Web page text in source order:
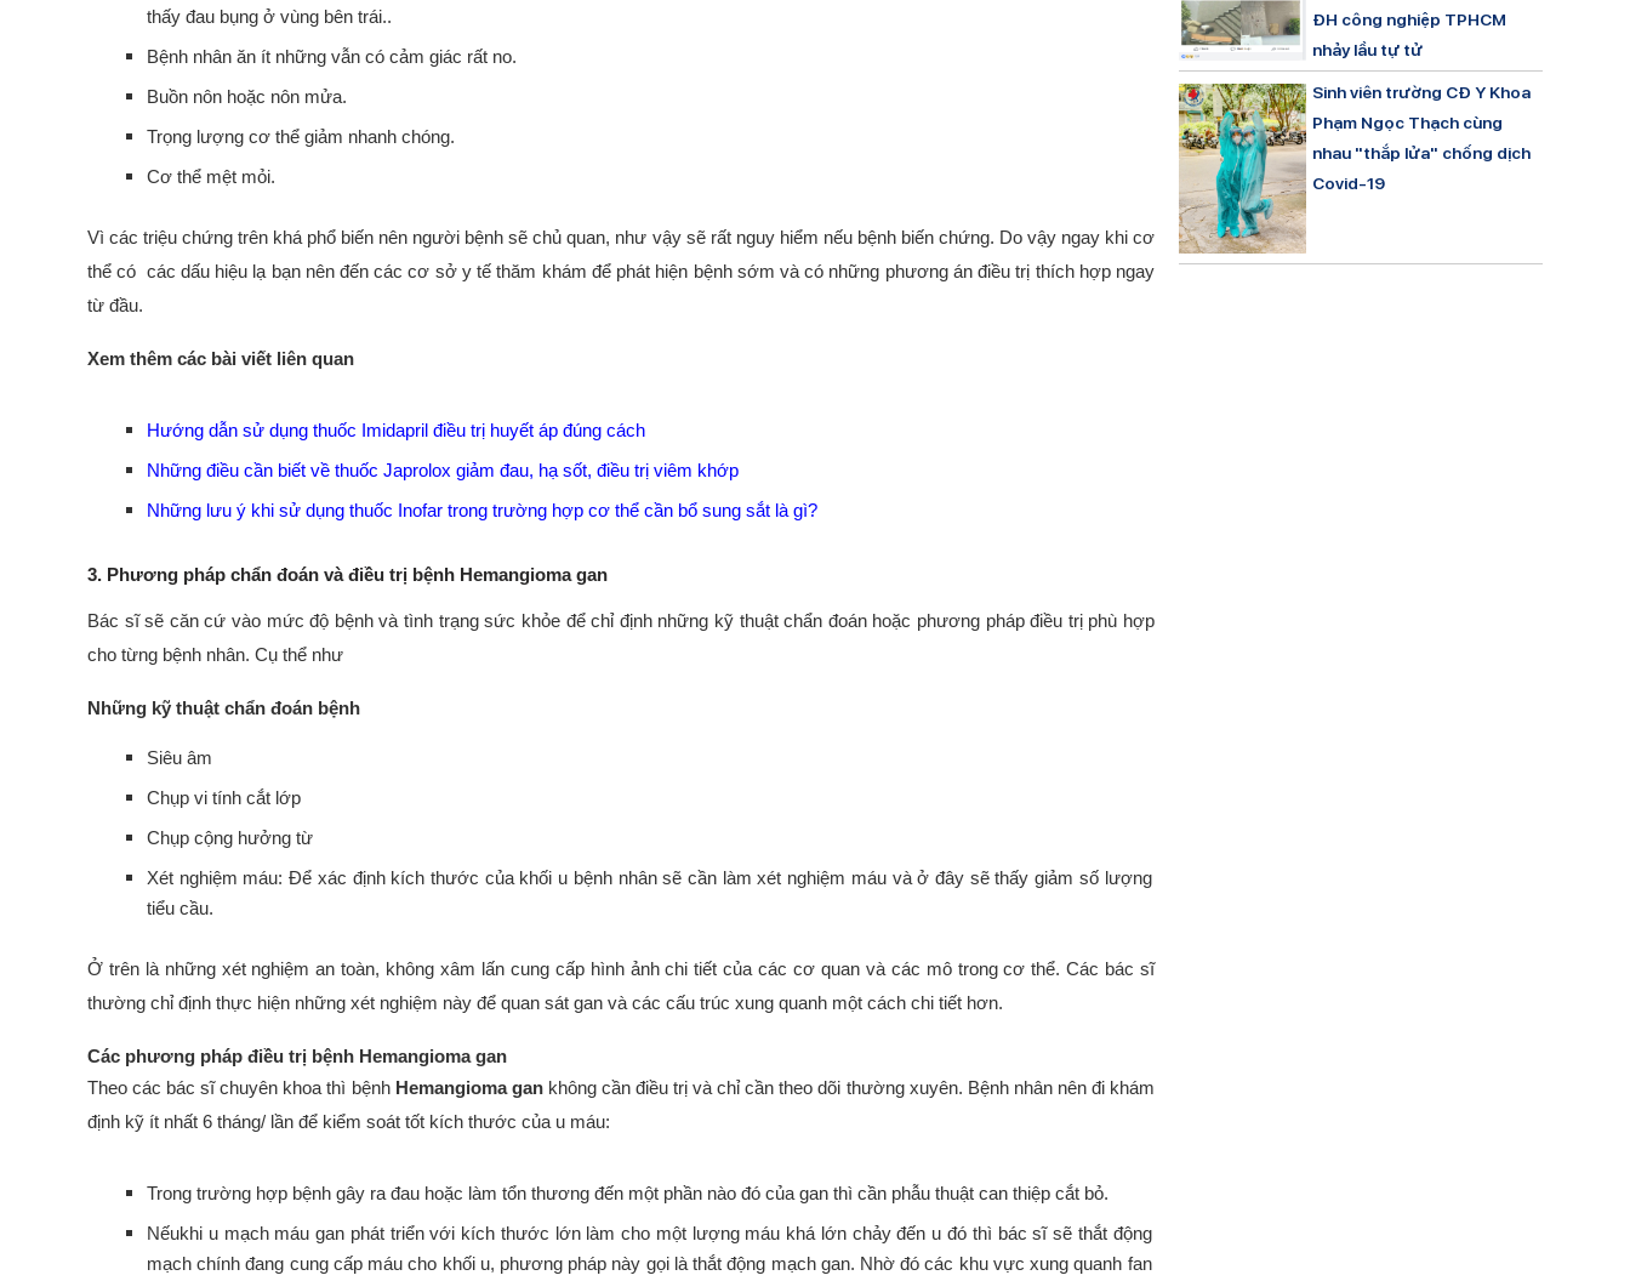
thấy đau bụng ở vùng bên trái..
Bệnh nhân ăn ít những vẫn có cảm giác rất no.
Buồn nôn hoặc nôn mửa.
Trọng lượng cơ thể giảm nhanh chóng.
Cơ thể mệt mỏi.
Vì các triệu chứng trên khá phổ biến nên người bệnh sẽ chủ quan, như vậy sẽ rất nguy hiểm nếu bệnh biến chứng. Do vậy ngay khi cơ
thể có các dấu hiệu lạ bạn nên đến các cơ sở y tế thăm khám để phát hiện bệnh sớm và có những phương án điều trị thích hợp ngay
từ đầu.
Xem thêm các bài viết liên quan
Hướng dẫn sử dụng thuốc Imidapril điều trị huyết áp đúng cách
Những điều cần biết về thuốc Japrolox giảm đau, hạ sốt, điều trị viêm khớp
Những lưu ý khi sử dụng thuốc Inofar trong trường hợp cơ thể cần bổ sung sắt là gì?
3. Phương pháp chẩn đoán và điều trị bệnh Hemangioma gan
Bác sĩ sẽ căn cứ vào mức độ bệnh và tình trạng sức khỏe để chỉ định những kỹ thuật chẩn đoán hoặc phương pháp điều trị phù hợp
cho từng bệnh nhân. Cụ thể như
Những kỹ thuật chẩn đoán bệnh
Siêu âm
Chụp vi tính cắt lớp
Chụp cộng hưởng từ
Xét nghiệm máu: Để xác định kích thước của khối u bệnh nhân sẽ cần làm xét nghiệm máu và ở đây sẽ thấy giảm số lượng
tiểu cầu.
Ở trên là những xét nghiệm an toàn, không xâm lấn cung cấp hình ảnh chi tiết của các cơ quan và các mô trong cơ thể. Các bác sĩ
thường chỉ định thực hiện những xét nghiệm này để quan sát gan và các cấu trúc xung quanh một cách chi tiết hơn.
Các phương pháp điều trị bệnh Hemangioma gan
Theo các bác sĩ chuyên khoa thì bệnh Hemangioma gankhông cần điều trị và chỉ cần theo dõi thường xuyên. Bệnh nhân nên đi khám
định kỹ ít nhất 6 tháng/ lần để kiểm soát tốt kích thước của u máu:
Trong trường hợp bệnh gây ra đau hoặc làm tổn thương đến một phần nào đó của gan thì cần phẫu thuật can thiệp cắt bỏ.
Nếukhi u mạch máu gan phát triển với kích thước lớn làm cho một lượng máu khá lớn chảy đến u đó thì bác sĩ sẽ thắt động
mạch chính đang cung cấp máu cho khối u, phương pháp này gọi là thắt động mạch gan. Nhờ đó các khu vực xung quanh fan
ĐH công nghiệp TPHCM
nhảy lầu tự tử
Sinh viên trường CĐ Y Khoa
Phạm Ngọc Thạch cùng
nhau "thắp lửa" chống dịch
Covid-19